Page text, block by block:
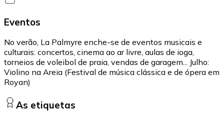
Eventos
No verão, La Palmyre enche-se de eventos musicais e
culturais: concertos, cinema ao ar livre, aulas de ioga,
torneios de voleibol de praia, vendas de garagem... Julho:
Violino na Areia (Festival de música clássica e de ópera em
Royan)
As etiquetas